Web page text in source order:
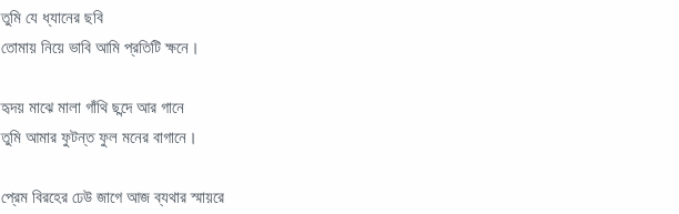
তুমি যে ধ্যানের ছবি
তোমায় নিয়ে ভাবি আমি প্রতিটি ক্ষনে।
হৃদয় মাঝে মালা গাঁথি ছন্দে আর গানে
তুমি আমার ফুটন্ত ফুল মনের বাগানে।
প্রেম বিরহের ঢেউ জাগে আজ ব্যথার স্মায়রে